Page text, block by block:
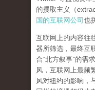
的攫取主义（
国的互联网公司也
互联网上的内容往
器所筛选，最终互
合“北方叙事”的需
风，互联网上最频
风对纽约的影响，